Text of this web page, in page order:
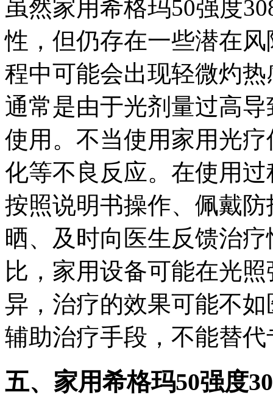
虽然家用希格玛50强度
性，但仍存在一些潜在
程中可能会出现轻微灼
通常是由于光剂量过高
使用。不当使用家用光
化等不良反应。在使用
按照说明书操作、佩戴
晒、及时向医生反馈治
比，家用设备可能在光
异，治疗的效果可能不
辅助治疗手段，不能替
五、家用希格玛50强度